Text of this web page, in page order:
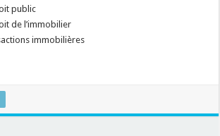
public
de l’immobilier
immobilières